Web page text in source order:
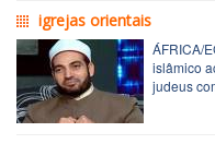
igrejas orientais
ÁFRICA/
islâmico
judeus